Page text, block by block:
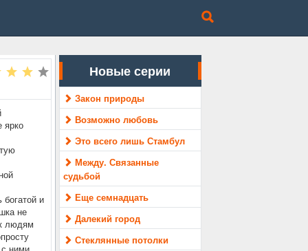
ярко
и
не
людям
Новые серии
Закон природы
Возможно любовь
Это всего лишь Стамбул
Между. Связанные
судьбой
Еще семнадцать
Далекий город
Стеклянные потолки